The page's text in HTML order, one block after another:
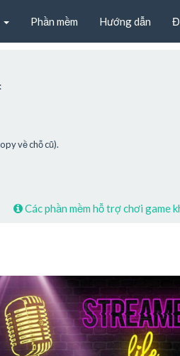
Phần mềm Hướng dẫn
về chỗ cũ).
Các phần mềm hỗ trợ chơi game